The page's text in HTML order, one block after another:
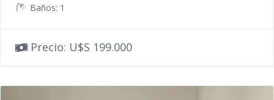
Baños: 1
Precio: U$S 199.000